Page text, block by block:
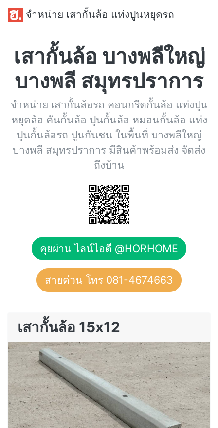
จำหน่าย เสากั้นล้อ แท่งปูนหยุดรถ
เสากั้นล้อ บางพลีใหญ่
บางพลี สมุทรปราการ
จำหน่าย เสากั้นล้อรถ คอนกรีตกั้นล้อ แท่งปูน
หยุดล้อ คันกั้นล้อ ปูนกั้นล้อ หมอนกั้นล้อ แท่ง
ปูนกั้นล้อรถ ปูนกันชน ในพื้นที่ บางพลีใหญ่
บางพลี สมุทรปราการ มีสินค้าพร้อมส่ง จัดส่ง
ถึงบ้าน
คุยผ่าน ไลน์ไอดี @HORHOME
สายด่วน โทร 081-4674663
เสากั้นล้อ 15x12